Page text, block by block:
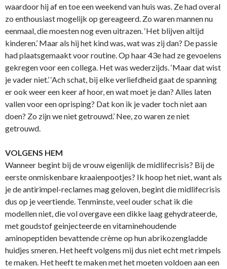
waardoor hij af en toe een weekend van huis was. Ze had overal
zo enthousiast mogelijk op gereageerd. Zo waren mannen nu
eenmaal, die moesten nog even uitrazen. ‘Het blijven altijd
kinderen.’ Maar als hij het kind was, wat was zij dan? De passie
had plaatsgemaakt voor routine. Op haar 43e had ze gevoelens
gekregen voor een collega. Het was wederzijds. ‘Maar dat wist
je vader niet.’ ‘Ach schat, bij elke verliefdheid gaat de spanning
er ook weer een keer af hoor, en wat moet je dan? Alles laten
vallen voor een oprisping? Dat kon ik je vader toch niet aan
doen? Zo zijn we niet getrouwd.’ Nee, zo waren ze niet
getrouwd.
VOLGENS HEM
Wanneer begint bij de vrouw eigenlijk de midlifecrisis? Bij de
eerste onmiskenbare kraaienpootjes? Ik hoop het niet, want als
je de antirimpel-reclames mag geloven, begint die midlifecrisis
dus op je veertiende. Tenminste, veel ouder schat ik die
modellen niet, die vol overgave een dikke laag gehydrateerde,
met goudstof geinjecteerde en vitaminehoudende
aminopeptiden bevattende crème op hun abrikozengladde
huidjes smeren. Het heeft volgens mij dus niet echt met rimpels
te maken. Het heeft te maken met het moeten voldoen aan een